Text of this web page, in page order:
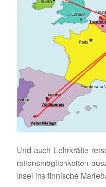
Und auch Lehr­kräfte
ra­ti­ons­mög­lich­keiten
Insel ins finni­sche